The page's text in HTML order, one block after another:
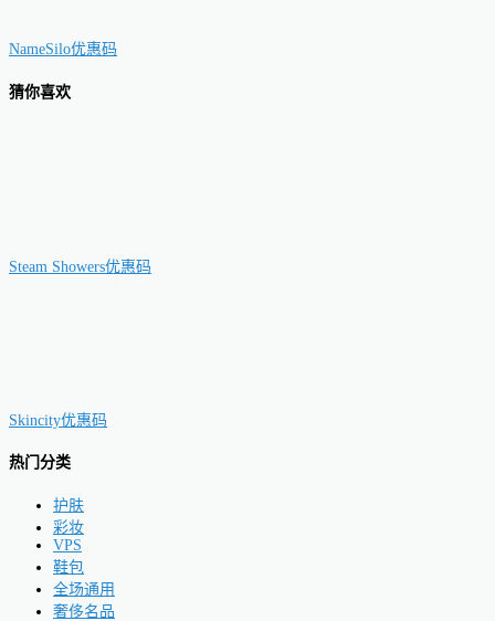
NameSilo优惠码
猜你喜欢
Steam Showers优惠码
Skincity优惠码
热门分类
护肤
彩妆
VPS
鞋包
全场通用
奢侈名品